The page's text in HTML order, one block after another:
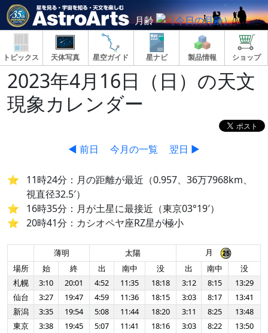
月齢
トピックス 天体写真 星空ガイド 星ナビ 製品情報 ショップ
2023年4月16日（日）の天文
現象カレンダー
◀ 前日 今月の一覧 翌日 ▶
11時24分：月の距離が最近（0.957、36万7968km、
視直径32.5′）
16時35分：月が土星に最接近（東京03°19′）
20時41分：カシオペヤ座RZ星が極小
薄明 太陽
月
場所
始 終 出 南中 没 出 南中
没
札幌
3:10 20:01 4:52 11:35 18:18 3:12 8:15
13:29
仙台
3:27 19:47 4:59 11:36 18:15 3:03 8:17
13:41
新潟
3:35 19:54 5:08 11:44 18:20 3:11 8:25
13:48
東京
3:38 19:45 5:07 11:41 18:16 3:03 8:22
13:50